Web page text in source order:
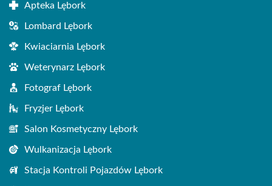
Apteka Lębork
Lombard Lębork
Kwiaciarnia Lębork
Weterynarz Lębork
Fotograf Lębork
Fryzjer Lębork
Salon Kosmetyczny Lębork
Wulkanizacja Lębork
Stacja Kontroli Pojazdów Lębork